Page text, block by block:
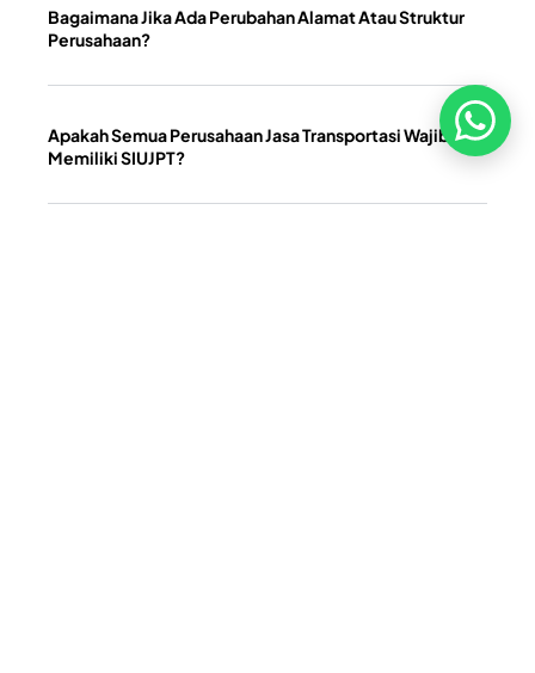
Bagaimana Jika Ada Perubahan Alamat Atau Struktur
Perusahaan?
Apakah Semua Perusahaan Jasa Transportasi Wajib
Memiliki SIUJPT?
Pembayaran
Rights Reserved.